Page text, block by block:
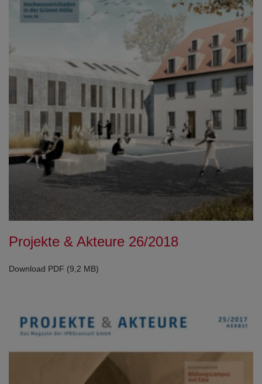
Projekte & Akteure 26/2018
Download PDF (9,2 MB)